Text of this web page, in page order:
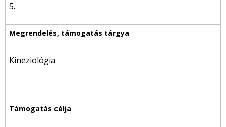
5.
Kineziológia